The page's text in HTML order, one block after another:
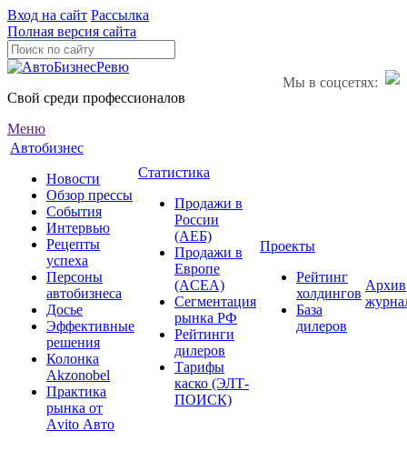
Вход на сайт Рассылка
Полная версия сайта
Мы в соцсетях:
Свой среди профессионалов
Меню
Автобизнес
Новости
Обзор прессы
События
Интервью
Рецепты
успеха
Персоны
автобизнеса
Досье
Эффективные
решения
Колонка
Akzonobel
Практика
рынка от
Аvito Авто
Статистика
Продажи в
России
(АЕБ)
Продажи в
Европе
(ACEA)
Сегментация
рынка РФ
Рейтинги
дилеров
Тарифы
каско (ЭЛТ-
ПОИСК)
Проекты
Рейтинг
холдингов
База
дилеров
Архив